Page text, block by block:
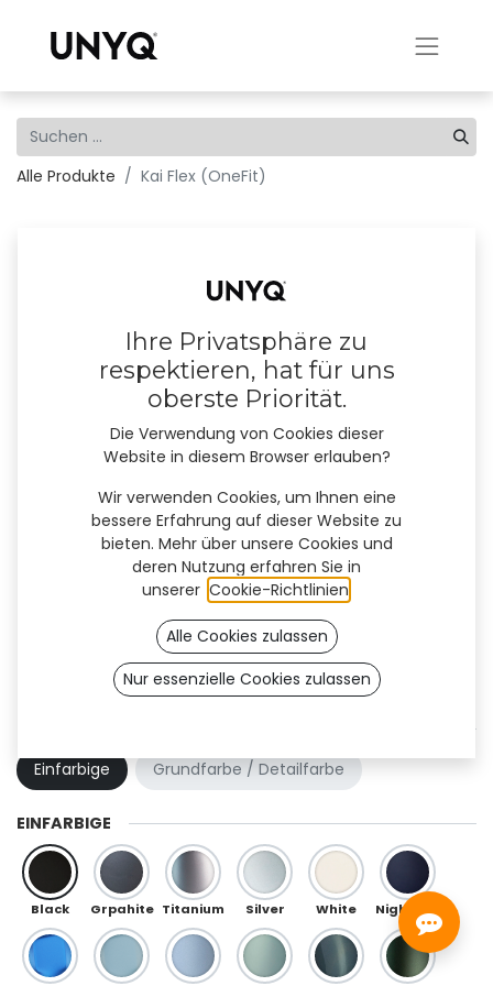
Alle Produkte Kai Flex (OneFit)
Kai Flex (OneFit)
Einfarbige
Grundfarbe / Detailfarbe
EINFARBIGE
Black Grpahite Titanium Silver White
Ihre Privatsphäre zu
respektieren, hat für uns
oberste Priorität.
Die Verwendung von Cookies dieser
Website in diesem Browser erlauben?
Wir verwenden Cookies, um Ihnen eine
bessere Erfahrung auf dieser Website zu
bieten. Mehr über unsere Cookies und
deren Nutzung erfahren Sie in
unserer Cookie-Richtlinien
Alle Cookies zulassen
Nur essenzielle Cookies zulassen